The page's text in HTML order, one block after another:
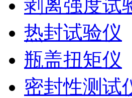
剥离强度试
热封试验仪
瓶盖扭矩仪
密封性测试